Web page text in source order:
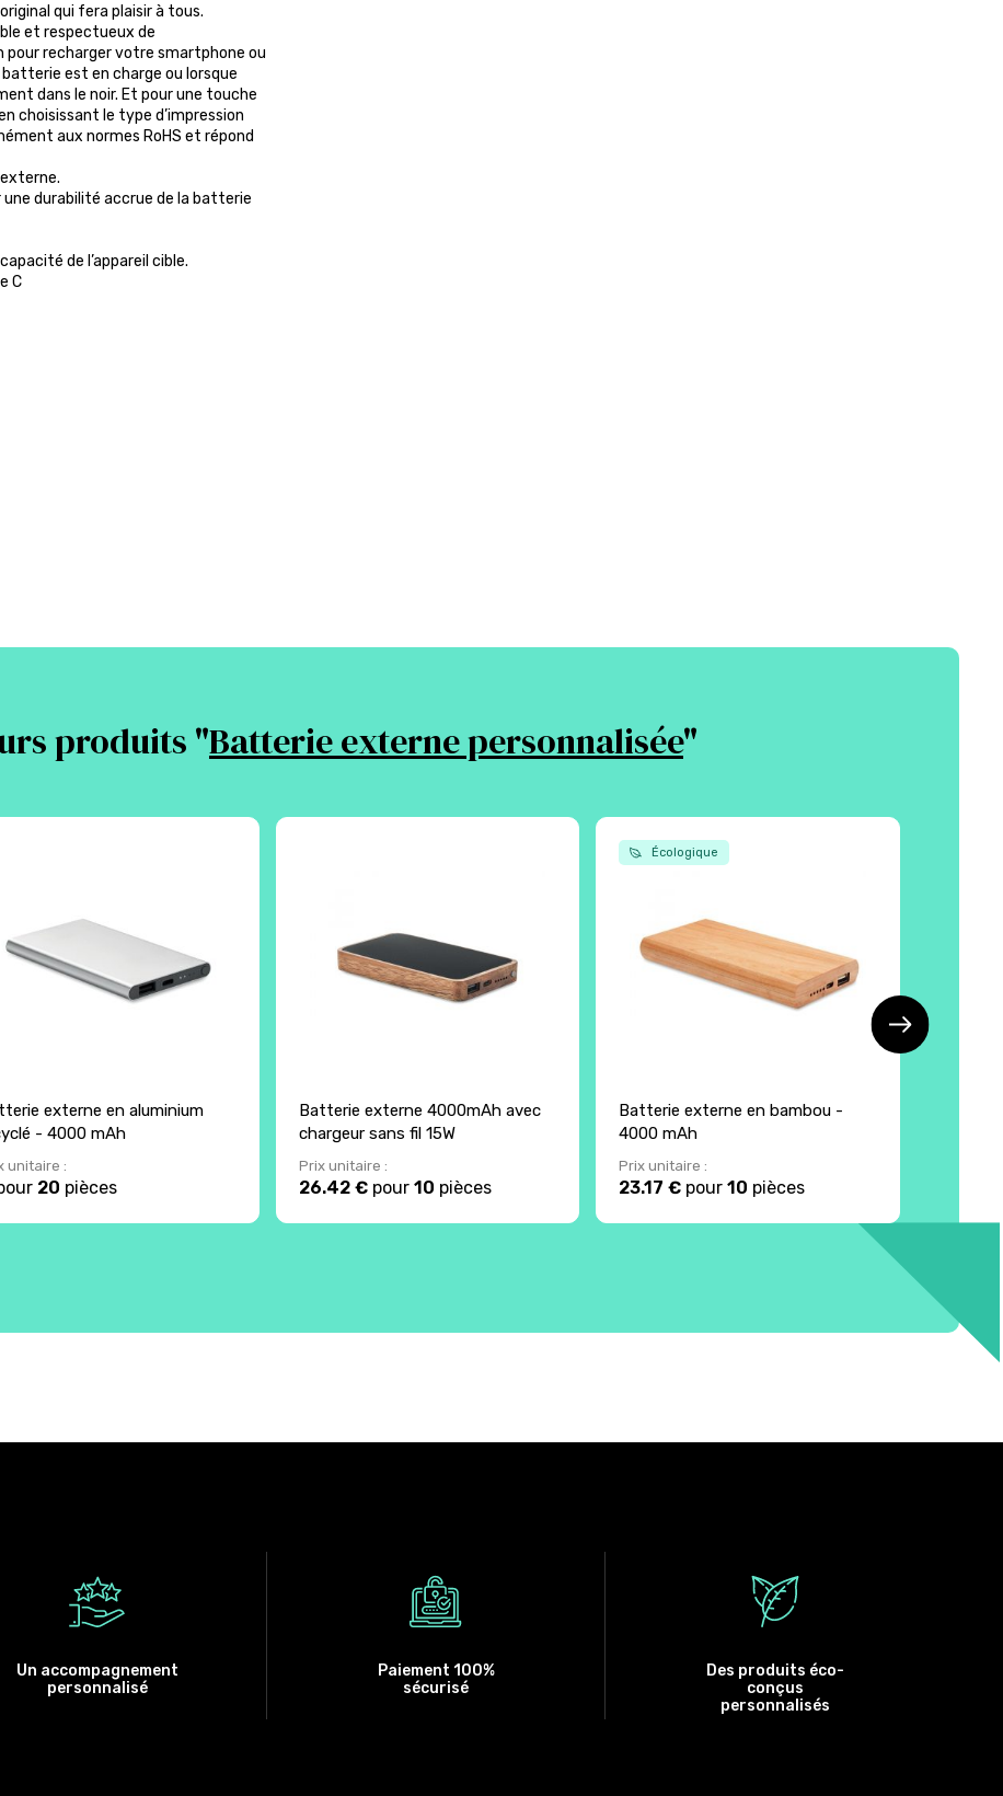
qui fera plaisir à tous.
et respectueux de
pour recharger votre smartphone ou
est en charge ou lorsque
dans le noir. Et pour une touche
choisissant le type d’impression
aux normes RoHS et répond
durabilité accrue de la batterie
de l’appareil cible.
C
produits "Batterie externe personnalisée"
externe en aluminium
- 4000 mAh
unitaire :
20 pièces
Batterie externe 4000mAh avec
chargeur sans fil 15W
Prix unitaire :
26.42 €pour 10 pièces
Écologique
Batterie externe en bambou -
4000 mAh
Prix unitaire :
23.17 € pour10 pièces
Un accompagnement
personnalisé
Paiement 100%
sécurisé
Des produits éco-
conçus
personnalisés